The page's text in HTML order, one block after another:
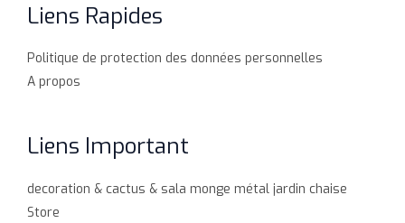
Liens Rapides
Politique de protection des données personnelles
A propos
Liens Important
decoration & cactus & sala monge métal jardin chaise
Store